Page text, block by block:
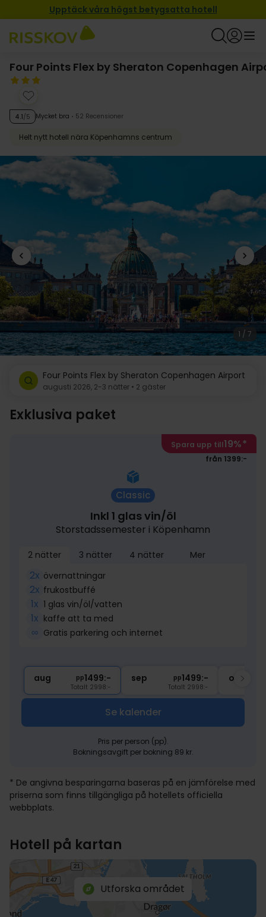
Upptäck våra högst betygsatta hotell
Four Points Flex by Sheraton Copenhagen
4.1/5 Mycket bra 52 Recensioner
Helt nytt hotell nära Köpenhamns centrum
1 / 7
Four Points Flex by Sheraton Copenhagen Airport
augusti 2026, 2-3 nätter • 2 gäster
Exklusiva paket
Spara upp till19%*
från 1399:-
Classic
Inkl 1 glas vin/öl
Storstadssemester i Köpenhamn
2 nätter 3 nätter 4 nätter Mer
2x övernattningar
2x frukostbuffé
1x 1 glas vin/öl/vatten
1x kaffe att ta med
∞ Gratis parkering och internet
aug pp1499:-
Totalt 2998:-
sep pp1499:-
Totalt 2998:-
okt
Se kalender
Pris per person (pp).
Bokningsavgift per bokning 89 kr.
* De angivna besparingarna baseras på en jämförelse med
priserna som finns tillgängliga på hotellets officiella
webbplats.
Hotell på kartan
Utforska området